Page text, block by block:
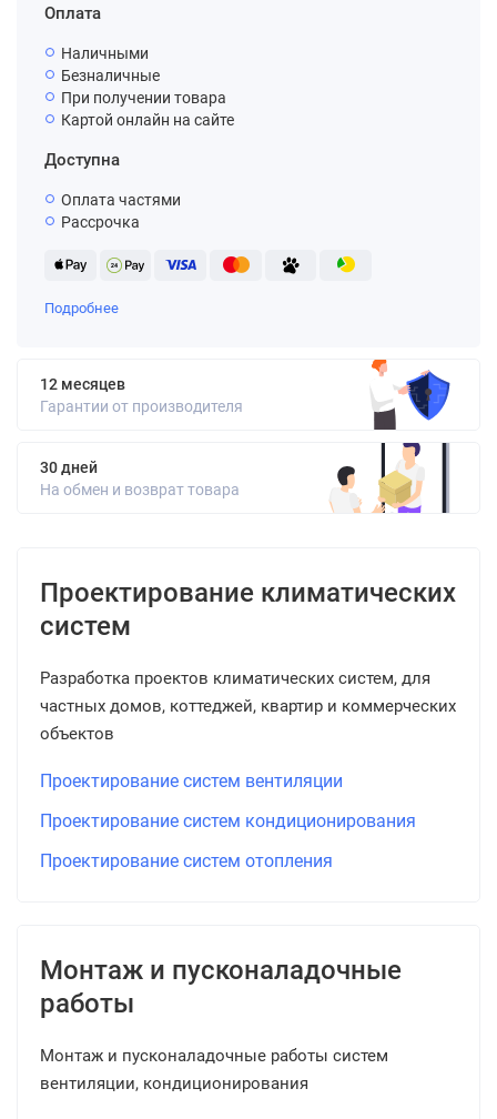
Оплата
Наличными
Безналичные
При получении товара
Картой онлайн на сайте
Доступна
Оплата частями
Рассрочка
Подробнее
12 месяцев
Гарантии от производителя
30 дней
На обмен и возврат товара
Проектирование климатических
систем
Разработка проектов климатических систем, для
частных домов, коттеджей, квартир и коммерческих
объектов
Проектирование систем вентиляции
Проектирование систем кондиционирования
Проектирование систем отопления
Монтаж и пусконаладочные
работы
Монтаж и пусконаладочные работы систем
вентиляции, кондиционирования